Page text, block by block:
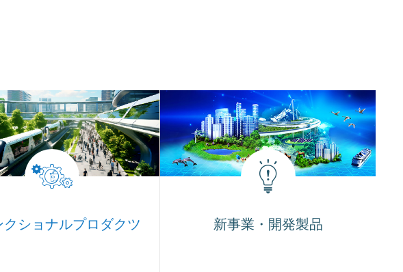
クショナルプロダクツ 新事業・開発製品